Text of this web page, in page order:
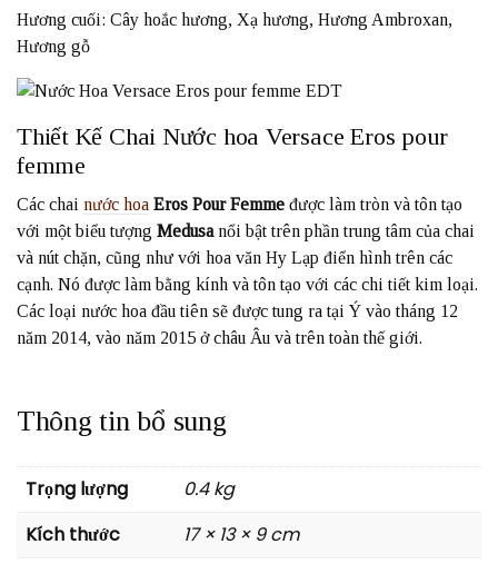
Hương cuối: Cây hoắc hương, Xạ hương, Hương Ambroxan,
Hương gỗ
Thiết Kế Chai Nước hoa Versace Eros pour
femme
Các chai nước hoa Eros Pour Femme được làm tròn và tôn tạo
với một biểu tượng Medusa nổi bật trên phần trung tâm của chai
và nút chặn, cũng như với hoa văn Hy Lạp điển hình trên các
cạnh. Nó được làm bằng kính và tôn tạo với các chi tiết kim loại.
Các loại nước hoa đầu tiên sẽ được tung ra tại Ý vào tháng 12
năm 2014, vào năm 2015 ở châu Âu và trên toàn thế giới.
Thông tin bổ sung
Trọng lượng
0.4 kg
Kích thước
17 × 13 × 9 cm